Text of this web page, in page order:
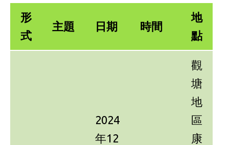
形
式
主題 日期 時間
地
點
2024
年12
觀
塘
地
區
康